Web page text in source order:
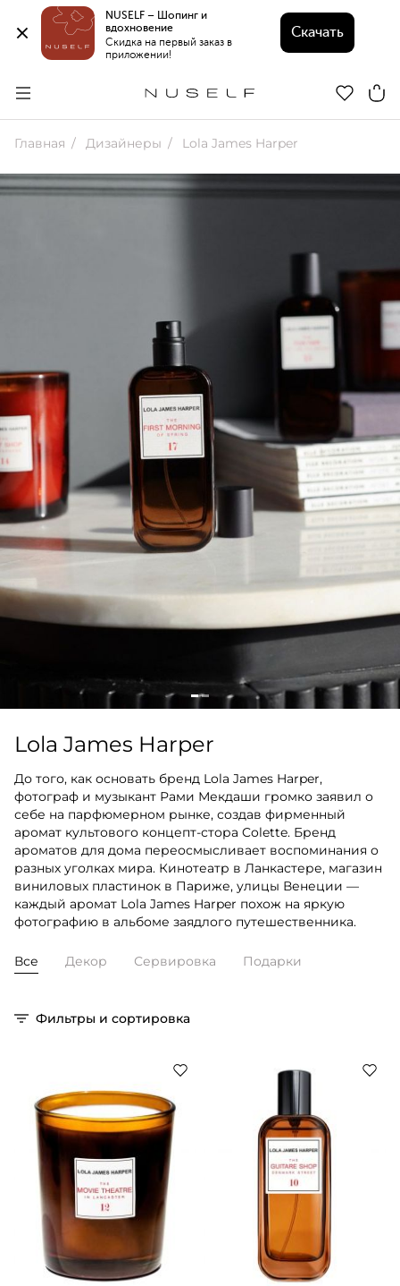
NUSELF – Шопинг и
вдохновение
Скидка на первый заказ в
приложении!
Скачать
Главная Дизайнеры Lola James Harper
Lola James Harper
До того, как основать бренд Lola James Harper,
фотограф и музыкант Рами Мекдаши громко заявил о
себе на парфюмерном рынке, создав фирменный
аромат культового концепт-стора Colette. Бренд
ароматов для дома переосмысливает воспоминания о
разных уголках мира. Кинотеатр в Ланкастере, магазин
виниловых пластинок в Париже, улицы Венеции —
каждый аромат Lola James Harper похож на яркую
фотографию в альбоме заядлого путешественника.
Все Декор Сервировка Подарки
Фильтры и сортировка